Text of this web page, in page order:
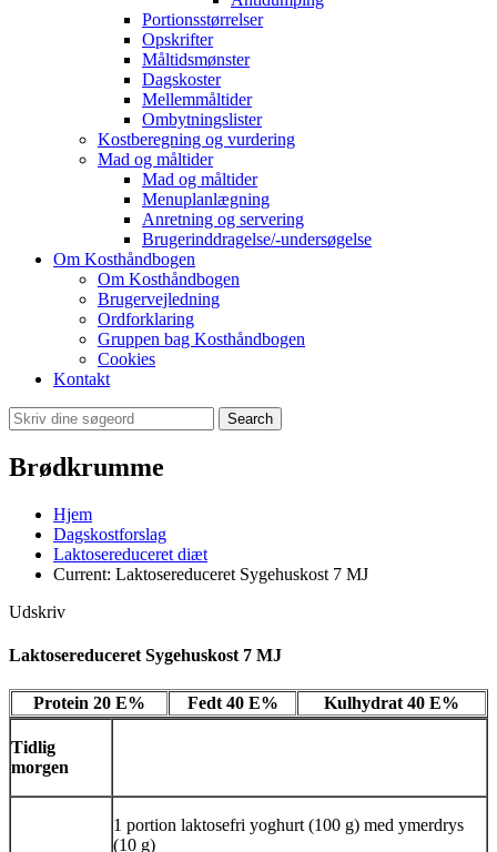
Portionsstørrelser
Opskrifter
Måltidsmønster
Dagskoster
Mellemmåltider
Ombytningslister
Kostberegning og vurdering
Mad og måltider
Mad og måltider
Menuplanlægning
Anretning og servering
Brugerinddragelse/-undersøgelse
Om Kosthåndbogen
Om Kosthåndbogen
Brugervejledning
Ordforklaring
Gruppen bag Kosthåndbogen
Cookies
Kontakt
Search
Brødkrumme
Hjem
Dagskostforslag
Laktosereduceret diæt
Current: Laktosereduceret Sygehuskost 7 MJ
Udskriv
Laktosereduceret Sygehuskost 7 MJ
Protein 20 E% Fedt 40 E% Kulhydrat 40 E%
Tidlig
morgen
1 portion laktosefri yoghurt (100 g) med ymerdrys
(10 g)